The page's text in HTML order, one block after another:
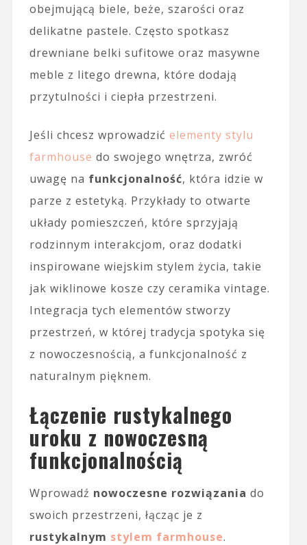
obejmującą biele, beże, szarości oraz
delikatne pastele. Często spotkasz
drewniane belki sufitowe oraz masywne
meble z litego drewna, które dodają
przytulności i ciepła przestrzeni.
Jeśli chcesz wprowadzić elementy stylu
farmhouse do swojego wnętrza, zwróć
uwagę na funkcjonalność, która idzie w
parze z estetyką. Przykłady to otwarte
układy pomieszczeń, które sprzyjają
rodzinnym interakcjom, oraz dodatki
inspirowane wiejskim stylem życia, takie
jak wiklinowe kosze czy ceramika vintage.
Integracja tych elementów stworzy
przestrzeń, w której tradycja spotyka się
z nowoczesnością, a funkcjonalność z
naturalnym pięknem.
Łączenie rustykalnego
uroku z nowoczesną
funkcjonalnością
Wprowadź nowoczesne rozwiązania do
swoich przestrzeni, łącząc je z
rustykalnym stylem farmhouse.